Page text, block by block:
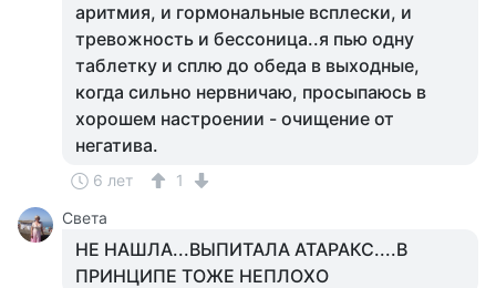
аритмия, и гормональные всплески, и
тревожность и бессоница..я пью одну
таблетку и сплю до обеда в выходные,
когда сильно нервничаю, просыпаюсь в
хорошем настроении - очищение от
негатива.
6 лет
1
Света
НЕ НАШЛА...ВЫПИТАЛА АТАРАКС....В
ПРИНЦИПЕ ТОЖЕ НЕПЛОХО